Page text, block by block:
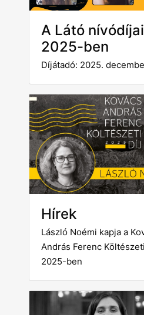
A Látó nívódíjai
2025-ben
Díjátadó: 2025.
Hírek
László Noémi kapja a
András Ferenc
2025-ben